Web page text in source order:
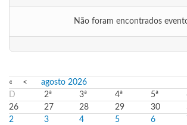
Não foram encontrados
« < agosto 2026
D
2ª 3ª 4ª 5ª
26
27 28 29 30
2
3 4 5 6